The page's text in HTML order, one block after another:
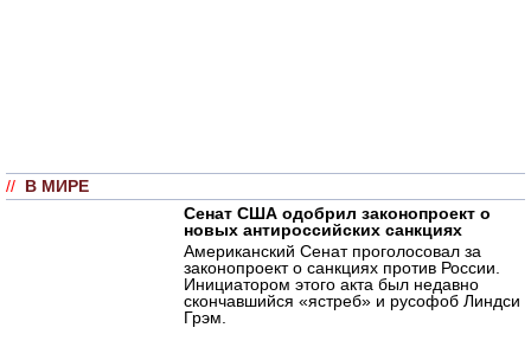
// В МИРЕ
Сенат США одобрил законопроект о
новых антироссийских санкциях
Американский Сенат проголосовал за
законопроект о санкциях против России.
Инициатором этого акта был недавно
скончавшийся «ястреб» и русофоб Линдси
Грэм.